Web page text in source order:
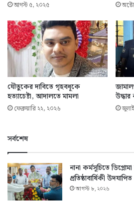
আগস্ট ৫, ২০২৫
যৌতুকের দাবিতে গৃহবধূকে
হত্যাচেষ্টা, আদালতে মামলা
ফেব্রুয়ারি ২২, ২০২৬
সর্বশেষ
নানা কর্মসূচিতে
প্রতিষ্ঠাবার্ষিকী উদযাপিত
আগস্ট ৮, ২০২৬